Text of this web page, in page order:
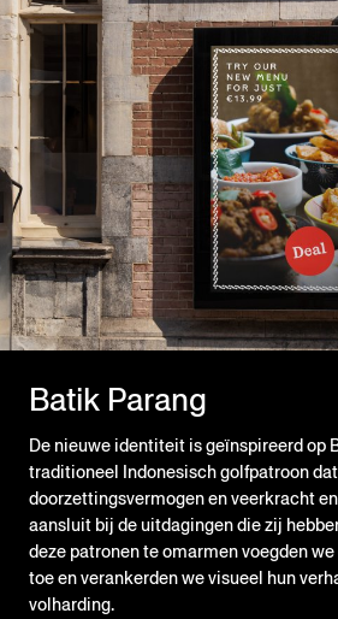
Batik Parang
De nieuwe identiteit is geïnspireerd op
traditioneel Indonesisch golfpatroon
doorzettingsvermogen en veerkracht
aansluit bij de uitdagingen die zij
deze patronen te omarmen voegden
toe en verankerden we visueel hun
volharding.